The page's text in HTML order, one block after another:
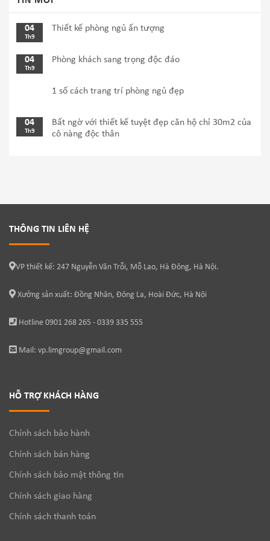
04
Th9
Thiết kế phòng ngủ ấn tượng
04
Th9
Phòng khách sang trọng độc đáo
1 số cách trang trí phòng ngủ đẹp
04
Th9
Bất ngờ với thiết kế tuyệt đẹp căn hộ chỉ 30m2 của
cô nàng độc thân
THÔNG TIN LIÊN HỆ
VP thiết kế: 247 Nguyễn Văn Trỗi, Mỗ Lao, Hà Đông, Hà Nội.
Xưởng sản xuất: Đồng Nhân, Đông La, Hoài Đức, Hà Nội
Hotline 0901 268 265 - 0339 335 555
Mail: vp.limgroup@gmail.com
HỖ TRỢ KHÁCH HÀNG
Chính sách bảo hành
Chính sách bán hàng
Chính sách bảo mật thông tin
Chính sách giao hàng
Chính sách thanh toán